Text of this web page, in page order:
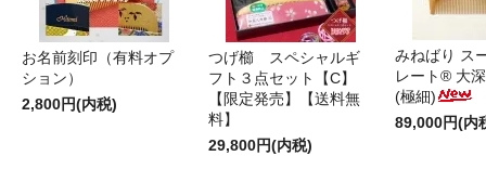
お名前刻印（有料オプ
ション）
2,800円(内税)
つげ櫛 スペシャルギ
フト３点セット【C】
【限定発売】【送料無
料】
29,800円(内税)
みねばり ス
レート® 大
(極細)
89,000円(内